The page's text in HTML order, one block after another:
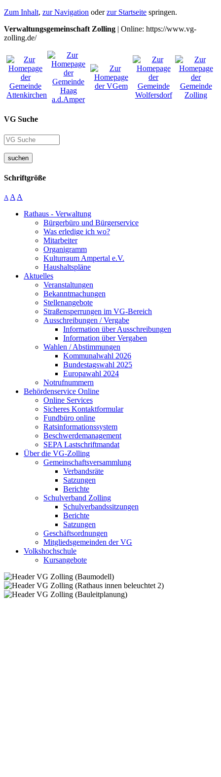
Zum Inhalt, zur Navigation oderzur Startseite springen.
Verwaltungsgemeinschaft Zolling | Online: https://www.vg-
zolling.de/
VG Suche
suchen
Schriftgröße
A A A
Rathaus - Verwaltung
Bürgerbüro und Bürgerservice
Was erledige ich wo?
Mitarbeiter
Organigramm
Kulturraum Ampertal e.V.
Haushaltspläne
Aktuelles
Veranstaltungen
Bekanntmachungen
Stellenangebote
Straßensperrungen im VG-Bereich
Ausschreibungen / Vergabe
Information über Ausschreibungen
Information über Vergaben
Wahlen / Abstimmungen
Kommunalwahl 2026
Bundestagswahl 2025
Europawahl 2024
Notrufnummern
Behördenservice Online
Online Services
Sicheres Kontaktformular
Fundbüro online
Ratsinformationssystem
Beschwerdemanagement
SEPA Lastschriftmandat
Über die VG-Zolling
Gemeinschaftsversammlung
Verbandsräte
Satzungen
Berichte
Schulverband Zolling
Schulverbandssitzungen
Berichte
Satzungen
Geschäftsordnungen
Mitgliedsgemeinden der VG
Volkshochschule
Kursangebote